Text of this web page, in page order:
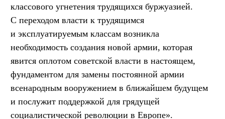
классового угнетения трудящихся буржуазией.
С переходом власти к трудящимся
и эксплуатируемым классам возникла
необходимость создания новой армии, которая
явится оплотом советской власти в настоящем,
фундаментом для замены постоянной армии
всенародным вооружением в ближайшем будущем
и послужит поддержкой для грядущей
социалистической революции в Европе».